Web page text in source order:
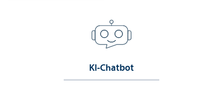
KI-Chatbot